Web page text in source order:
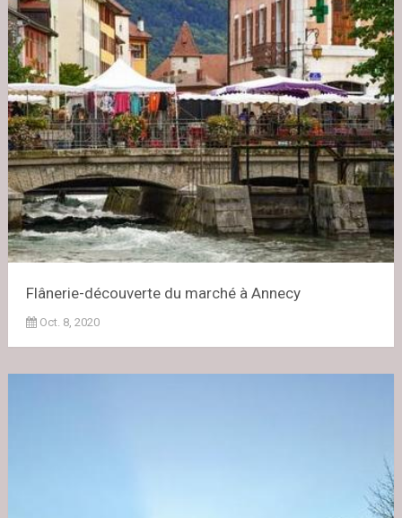
Flânerie-découverte du marché à Annecy
Oct. 8, 2020